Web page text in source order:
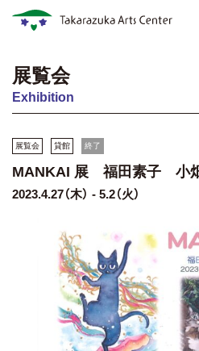
展覧会
Exhibition
展覧会 貸館 終了
MANKAI 展 福田素子 小
2023.4.27（木） - 5.2（火）